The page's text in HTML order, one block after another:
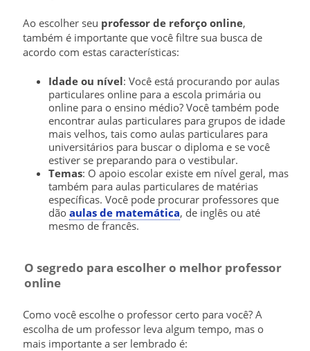
Ao escolher seu professor de reforço online,
também é importante que você filtre sua busca de
acordo com estas características:
Idade ou nível: Você está procurando por aulas
particulares online para a escola primária ou
online para o ensino médio? Você também pode
encontrar aulas particulares para grupos de idade
mais velhos, tais como aulas particulares para
universitários para buscar o diploma e se você
estiver se preparando para o vestibular.
Temas: O apoio escolar existe em nível geral, mas
também para aulas particulares de matérias
específicas. Você pode procurar professores que
dão aulas de matemática, de inglês ou até
mesmo de francês.
O segredo para escolher o melhor professor
online
Como você escolhe o professor certo para você? A
escolha de um professor leva algum tempo, mas o
mais importante a ser lembrado é: